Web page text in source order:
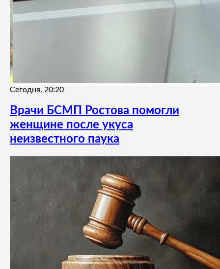
Сегодня, 20:20
Врачи БСМП Ростова помогли
женщине после укуса
неизвестного паука